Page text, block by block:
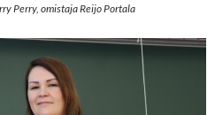
Perry, omistaja Reijo Portala